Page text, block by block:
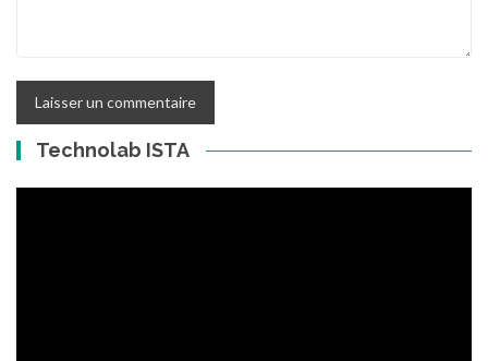
Technolab ISTA